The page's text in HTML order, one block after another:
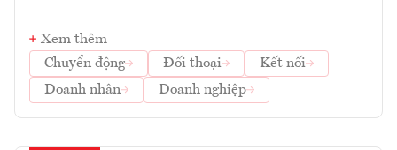
Xem thêm
Chuyển động
Đối thoại
Kết nối
Doanh nhân
Doanh nghiệp